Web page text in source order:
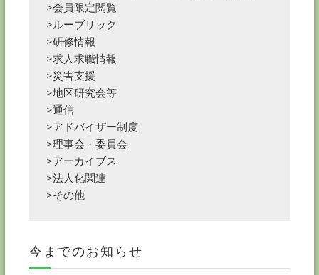
>会員限定閲覧
>ルーブリック
>研修情報
>求人求職情報
>災害支援
>地区研究会等
>通信
>アドバイザー制度
>理事会・委員会
>アーカイブス
>法人化関連
>その他
今までのお知らせ